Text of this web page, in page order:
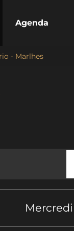
Agenda
- Marlhes
Mercredi